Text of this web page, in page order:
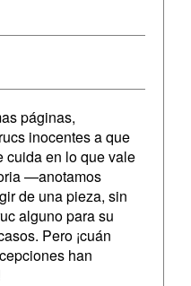
páginas,
inocentes a que
cuida en lo que vale
—anotamos
de una pieza, sin
alguno para su
Pero ¡cuán
han